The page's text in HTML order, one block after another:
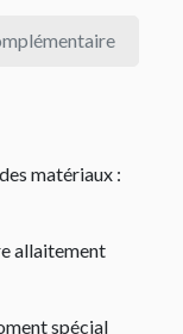
matériaux :
allaitement
spécial